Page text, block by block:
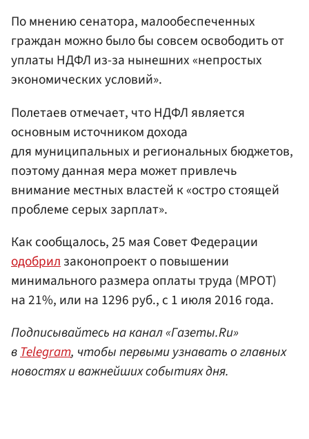
По мнению сенатора, малообеспеченных
граждан можно было бы совсем освободить от
уплаты НДФЛ из-за нынешних «непростых
экономических условий».
Полетаев отмечает, что НДФЛ является
основным источником дохода
для муниципальных и региональных бюджетов,
поэтому данная мера может привлечь
внимание местных властей к «остро стоящей
проблеме серых зарплат».
Как сообщалось, 25 мая Совет Федерации
одобрилзаконопроект о повышении
минимального размера оплаты труда (МРОТ)
на 21%, или на 1296 руб., с 1 июля 2016 года.
Подписывайтесь на канал «Газеты.Ru»
вTelegram, чтобы первыми узнавать о главных
новостях и важнейших событиях дня.